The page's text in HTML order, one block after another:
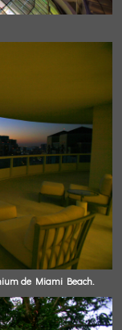
de Miami Beach.